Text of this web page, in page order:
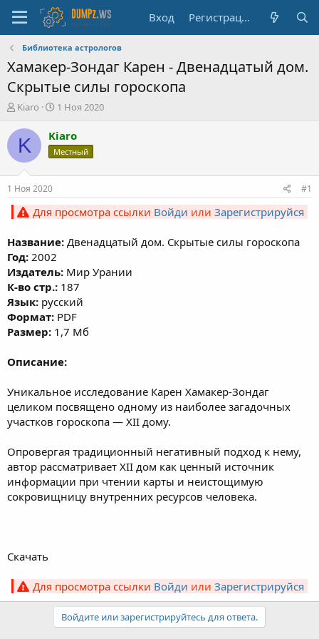
Вход Регистрация
Библиотека астрологов
Хамакер-Зондаг Карен - Двенадцатый дом.
Скрытые силы гороскопа
А
т
о
р
е
м
ы
Kiaro
Д
т
а
н
л
а
1 Ноя 2020
K Kiaro
Местный
1 Ноя 2020 #1
Для просмотра ссылки Войди или Зарегистрируйся
Название: Двенадцатый дом. Скрытые силы гороскопа
Год: 2002
Издатель: Мир Урании
К-во стр.: 187
Язык: русский
Формат: PDF
Размер: 1,7 Мб
Описание:
Уникальное исследование Карен Хамакер-Зондаг
целиком посвящено одному из наиболее загадочных
участков гороскопа — XII дому.
Опровергая традиционный негативный подход к нему,
автор рассматривает XII дом как ценный источник
информации при чтении карты и неистощимую
сокровищницу внутренних ресурсов человека.
Скачать
Для просмотра ссылки Войди или Зарегистрируйся
Войдите или зарегистрируйтесь для ответа.